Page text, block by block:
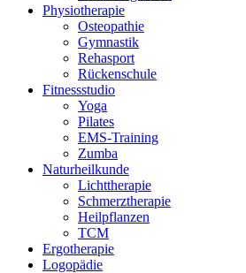
Physiotherapie
Osteopathie
Gymnastik
Rehasport
Rückenschule
Fitnessstudio
Yoga
Pilates
EMS-Training
Zumba
Naturheilkunde
Lichttherapie
Schmerztherapie
Heilpflanzen
TCM
Ergotherapie
Logopädie